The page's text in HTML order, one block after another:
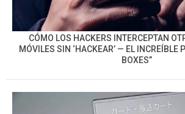
CÓMO LOS HACKERS INTERCEPTAN
MÓVILES SIN ‘HACKEAR’ — EL INCREÍBLE
BOXES”